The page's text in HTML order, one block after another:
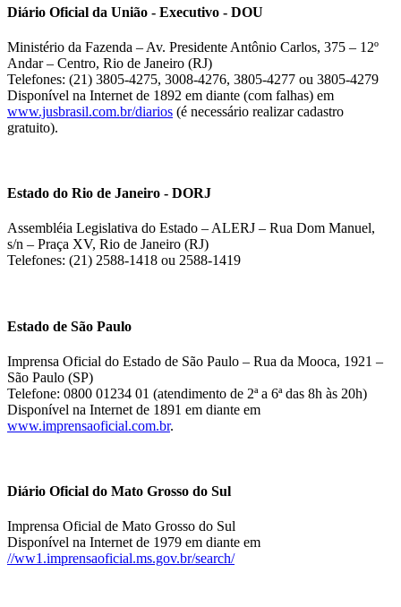
Diário Oficial da União - Executivo - DOU
Ministério da Fazenda – Av. Presidente Antônio Carlos, 375 – 12º
Andar – Centro, Rio de Janeiro (RJ)
Telefones: (21) 3805-4275, 3008-4276, 3805-4277 ou 3805-4279
Disponível na Internet de 1892 em diante (com falhas) em
www.jusbrasil.com.br/diarios (é necessário realizar cadastro
gratuito).
Estado do Rio de Janeiro - DORJ
Assembléia Legislativa do Estado – ALERJ – Rua Dom Manuel,
s/n – Praça XV, Rio de Janeiro (RJ)
Telefones: (21) 2588-1418 ou 2588-1419
Estado de São Paulo
Imprensa Oficial do Estado de São Paulo – Rua da Mooca, 1921 –
São Paulo (SP)
Telefone: 0800 01234 01 (atendimento de 2ª a 6ª das 8h às 20h)
Disponível na Internet de 1891 em diante em
www.imprensaoficial.com.br.
Diário Oficial do Mato Grosso do Sul
Imprensa Oficial de Mato Grosso do Sul
Disponível na Internet de 1979 em diante em
//ww1.imprensaoficial.ms.gov.br/search/